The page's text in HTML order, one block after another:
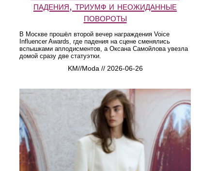
падения, триумф и неожиданные
повороты
В Москве прошёл второй вечер награждения Voice
Influencer Awards, где падения на сцене сменялись
вспышками аплодисментов, а Оксана Самойлова увезла
домой сразу две статуэтки.
KM//Moda // 2026-06-26